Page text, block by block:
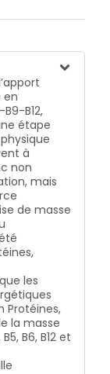
en
B12,
étape
à
non
mais
de masse
les
Protéines,
la masse
B6, B12 et